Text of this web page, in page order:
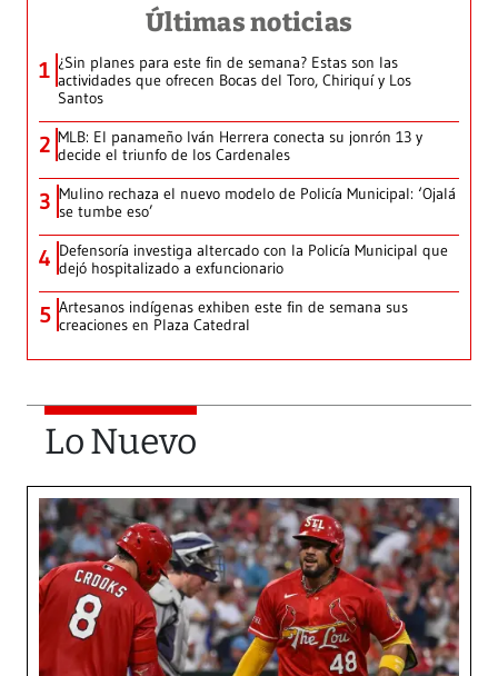
Últimas noticias
1 ¿Sin planes para este fin de semana? Estas son las
actividades que ofrecen Bocas del Toro, Chiriquí y Los
Santos
2 MLB: El panameño Iván Herrera conecta su jonrón 13 y
decide el triunfo de los Cardenales
3 Mulino rechaza el nuevo modelo de Policía Municipal: ‘Ojalá
se tumbe eso’
4 Defensoría investiga altercado con la Policía Municipal que
dejó hospitalizado a exfuncionario
5 Artesanos indígenas exhiben este fin de semana sus
creaciones en Plaza Catedral
Lo Nuevo